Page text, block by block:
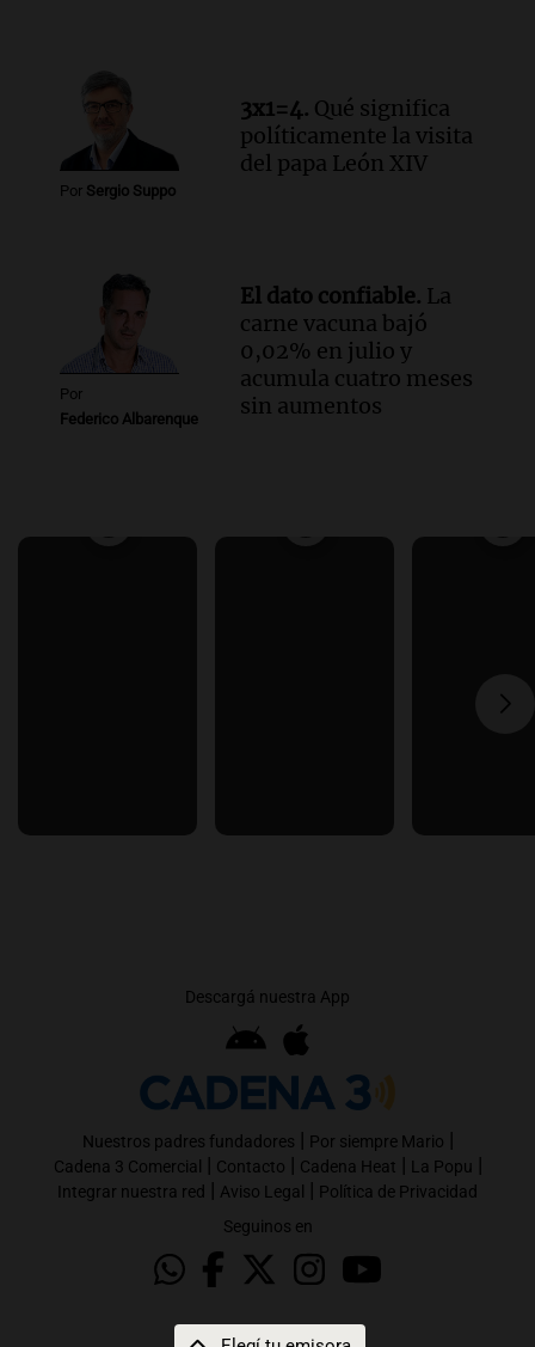
Por Sergio Suppo
3x1=4. Qué significa
políticamente la visita
del papa León XIV
Por
Federico Albarenque
El dato confiable. La
carne vacuna bajó
0,02% en julio y
acumula cuatro meses
sin aumentos
Descargá nuestra App
Nuestros padres fundadores | Por siempre Mario |
Cadena 3 Comercial | Contacto | Cadena Heat | La Popu |
Integrar nuestra red | Aviso Legal | Política de Privacidad
Seguinos en